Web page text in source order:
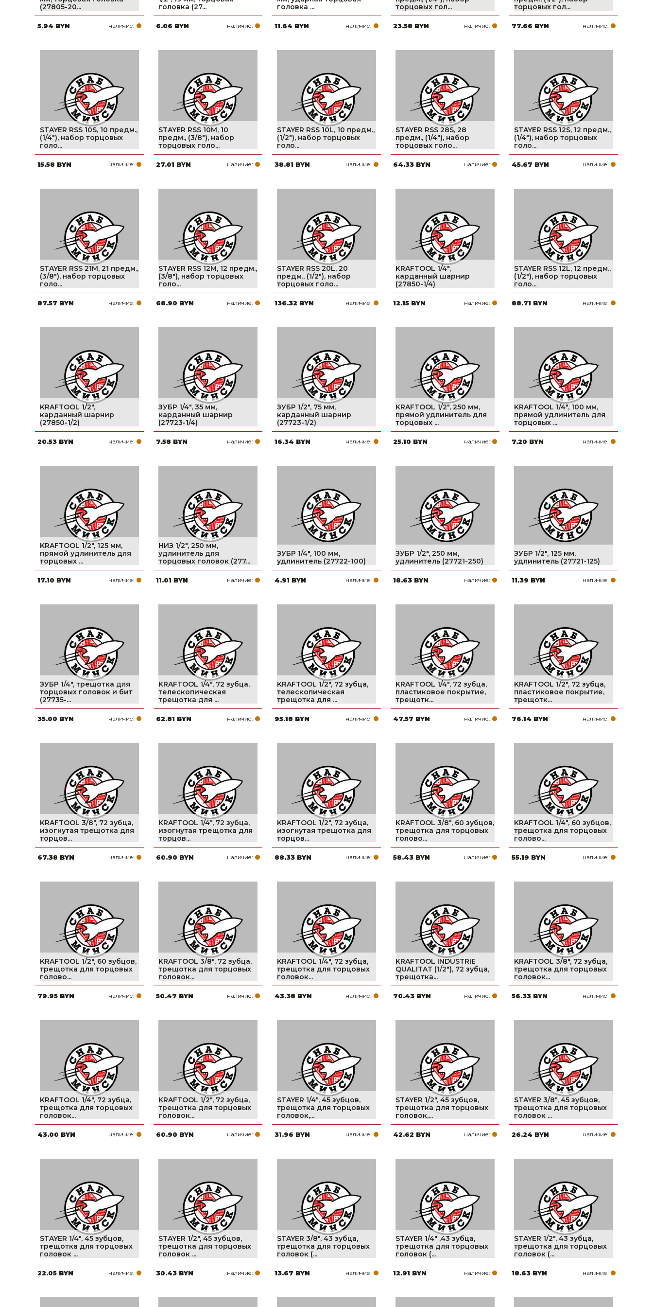
Строительные и отделочные материалы
Садовый инструмент, вазоны, горшки и кашпо, теплицы, парники
Товары для дома
Сантехника
Автомобильные товары, инструменты
Резинотехнические, асбестовые изделия, каболка
(27805-20...
5.94 BYN наличие:
головка (27...
6.06 BYN наличие:
головка ...
11.64 BYN наличие:
торцовых гол...
23.58 BYN наличие:
торцовых гол...
77.66 BYN наличие:
STAYER RSS 10S, 10 предм.,
(1/4″), набор торцовых
голо...
15.58 BYN наличие:
STAYER RSS 10M, 10
предм., (3/8″), набор
торцовых голо...
27.01 BYN наличие:
STAYER RSS 10L, 10 предм.,
(1/2″), набор торцовых
голо...
38.81 BYN наличие:
STAYER RSS 28S, 28
предм., (1/4″), набор
торцовых голо...
64.33 BYN наличие:
STAYER RSS 12S, 12 предм.,
(1/4″), набор торцовых
голо...
45.67 BYN наличие:
STAYER RSS 21M, 21 предм.,
(3/8″), набор торцовых
голо...
87.57 BYN наличие:
STAYER RSS 12M, 12 предм.,
(3/8″), набор торцовых
голо...
68.90 BYN наличие:
STAYER RSS 20L, 20
предм., (1/2″), набор
торцовых голо...
136.32 BYN наличие:
KRAFTOOL 1/4″,
карданный шарнир
(27850-1/4)
12.15 BYN наличие:
STAYER RSS 12L, 12 предм.,
(1/2″), набор торцовых
голо...
88.71 BYN наличие:
KRAFTOOL 1/2″,
карданный шарнир
(27850-1/2)
20.53 BYN наличие:
ЗУБР 1/4″, 35 мм,
карданный шарнир
(27723-1/4)
7.58 BYN наличие:
ЗУБР 1/2″, 75 мм,
карданный шарнир
(27723-1/2)
16.34 BYN наличие:
KRAFTOOL 1/2″, 250 мм,
прямой удлинитель для
торцовых ...
25.10 BYN наличие:
KRAFTOOL 1/4″, 100 мм,
прямой удлинитель для
торцовых ...
7.20 BYN наличие:
KRAFTOOL 1/2″, 125 мм,
прямой удлинитель для
торцовых ...
17.10 BYN наличие:
НИЗ 1/2″, 250 мм,
удлинитель для
торцовых головок (277...
11.01 BYN наличие:
ЗУБР 1/4″, 100 мм,
удлинитель (27722-100)
4.91 BYN наличие:
ЗУБР 1/2″, 250 мм,
удлинитель (27721-250)
18.63 BYN наличие:
ЗУБР 1/2″, 125 мм,
удлинитель (27721-125)
11.39 BYN наличие:
ЗУБР 1/4″, трещотка для
торцовых головок и бит
(27735-...
35.00 BYN наличие:
KRAFTOOL 1/4″, 72 зубца,
телескопическая
трещотка для ...
62.81 BYN наличие:
KRAFTOOL 1/2″, 72 зубца,
телескопическая
трещотка для ...
95.18 BYN наличие:
KRAFTOOL 1/4″, 72 зубца,
пластиковое покрытие,
трещотк...
47.57 BYN наличие:
KRAFTOOL 1/2″, 72 зубца,
пластиковое покрытие,
трещотк...
76.14 BYN наличие:
KRAFTOOL 3/8″, 72 зубца,
изогнутая трещотка для
торцов...
67.38 BYN наличие:
KRAFTOOL 1/4″, 72 зубца,
изогнутая трещотка для
торцов...
60.90 BYN наличие:
KRAFTOOL 1/2″, 72 зубца,
изогнутая трещотка для
торцов...
88.33 BYN наличие:
KRAFTOOL 3/8″, 60 зубцов,
трещотка для торцовых
голово...
58.43 BYN наличие:
KRAFTOOL 1/4″, 60 зубцов,
трещотка для торцовых
голово...
55.19 BYN наличие:
KRAFTOOL 1/2″, 60 зубцов,
трещотка для торцовых
голово...
79.95 BYN наличие:
KRAFTOOL 3/8″, 72 зубца,
трещотка для торцовых
головок...
50.47 BYN наличие:
KRAFTOOL 1/4″, 72 зубца,
трещотка для торцовых
головок...
43.38 BYN наличие:
KRAFTOOL INDUSTRIE
QUALITAT (1/2″), 72 зубца,
трещотка...
70.43 BYN наличие:
KRAFTOOL 3/8″, 72 зубца,
трещотка для торцовых
головок...
56.33 BYN наличие:
KRAFTOOL 1/4″, 72 зубца,
трещотка для торцовых
головок...
43.00 BYN наличие:
KRAFTOOL 1/2″, 72 зубца,
трещотка для торцовых
головок...
60.90 BYN наличие:
STAYER 1/4″, 45 зубцов,
трещотка для торцовых
головок,...
31.96 BYN наличие:
STAYER 1/2″, 45 зубцов,
трещотка для торцовых
головок,...
42.62 BYN наличие:
STAYER 3/8″, 45 зубцов,
трещотка для торцовых
головок ...
26.24 BYN наличие:
STAYER 1/4″, 45 зубцов,
трещотка для торцовых
головок ...
22.05 BYN наличие:
STAYER 1/2″, 45 зубцов,
трещотка для торцовых
головок ...
30.43 BYN наличие:
STAYER 3/8″, 43 зубца,
трещотка для торцовых
головок (...
13.67 BYN наличие:
STAYER 1/4″ ,43 зубца,
трещотка для торцовых
головок (...
12.91 BYN наличие:
STAYER 1/2″, 43 зубца,
трещотка для торцовых
головок (...
18.63 BYN наличие: